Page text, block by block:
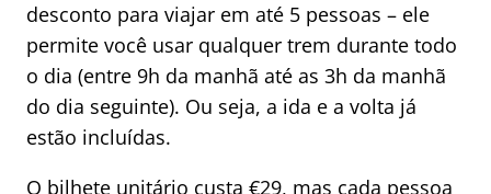
desconto para viajar em até 5 pessoas – ele
permite você usar qualquer trem durante todo
o dia (entre 9h da manhã até as 3h da manhã
do dia seguinte). Ou seja, a ida e a volta já
estão incluídas.
O bilhete unitário custa €29, mas cada pessoa